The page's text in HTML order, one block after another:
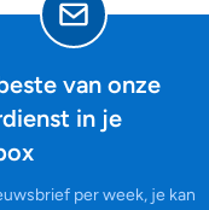
van onze
in je
per week, je kan